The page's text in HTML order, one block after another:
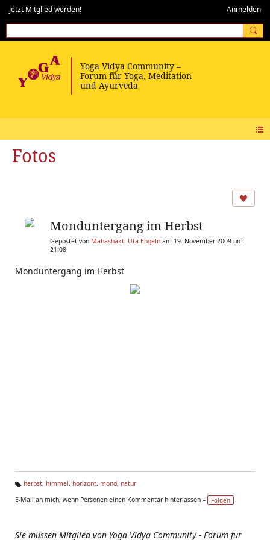
Jetzt Mitglied werden! Anmelden
Fotos
Monduntergang im Herbst
Gepostet von Mahashakti Uta Engeln am 19. November 2009 um
21:08
Monduntergang im Herbst
g
herbst, himmel, horizont, mond, natur
E-Mail an mich, wenn Personen einen Kommentar hinterlassen –
Folgen
Sie müssen Mitglied von Yoga Vidya Community - Forum für